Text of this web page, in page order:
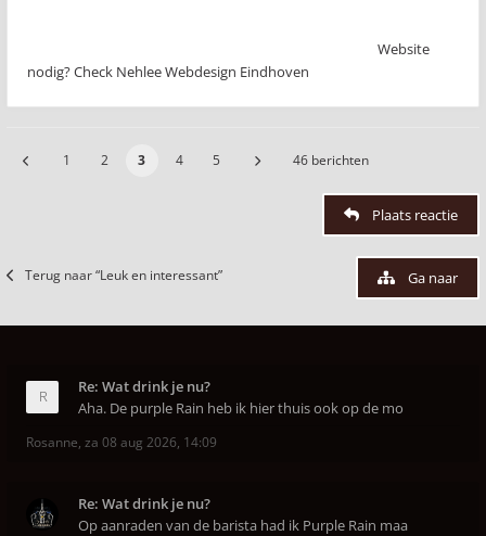
Website
nodig? Check Nehlee Webdesign Eindhoven
1 2 3 4 5 46 berichten
Plaats reactie
Terug naar “Leuk en interessant” Ga naar
Re: Wat drink je nu?
Aha. De purple Rain heb ik hier thuis ook op de mo
Rosanne, za 08 aug 2026, 14:09
Re: Wat drink je nu?
Op aanraden van de barista had ik Purple Rain maa